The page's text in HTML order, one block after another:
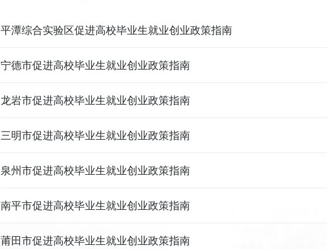
平潭综合实验区促进高校毕业生就业创业政策指南
宁德市促进高校毕业生就业创业政策指南
龙岩市促进高校毕业生就业创业政策指南
三明市促进高校毕业生就业创业政策指南
泉州市促进高校毕业生就业创业政策指南
南平市促进高校毕业生就业创业政策指南
莆田市促进高校毕业生就业创业政策指南